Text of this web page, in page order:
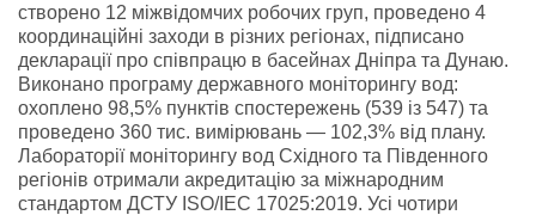
створено 12 міжвідомчих робочих груп, проведено 4
координаційні заходи в різних регіонах, підписано
декларації про співпрацю в басейнах Дніпра та Дунаю.
Виконано програму державного моніторингу вод:
охоплено 98,5% пунктів спостережень (539 із 547) та
проведено 360 тис. вимірювань — 102,3% від плану.
Лабораторії моніторингу вод Східного та Південного
регіонів отримали акредитацію за міжнародним
стандартом ДСТУ ISO/IEC 17025:2019. Усі чотири